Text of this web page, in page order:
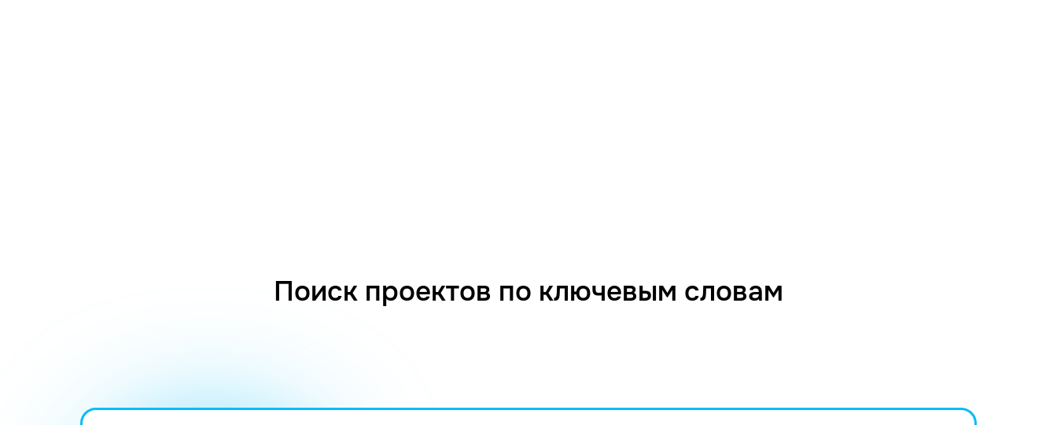
Поиск проектов по ключевым словам